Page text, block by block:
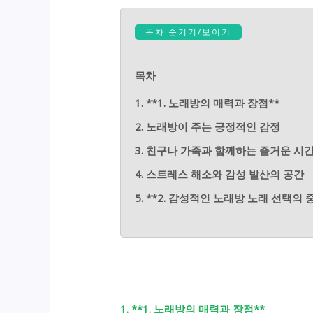
목차 숨기기/보이기
목차
1. **1. 노래방의 매력과 장점**
2. 노래방이 주는 긍정적인 감정
3. 친구나 가족과 함께하는 즐거운 시
4. 스트레스 해소와 감성 발산의 공간
5. **2. 감성적인 노래방 노래 선택의
1. **1. 노래방의 매력과 장점**